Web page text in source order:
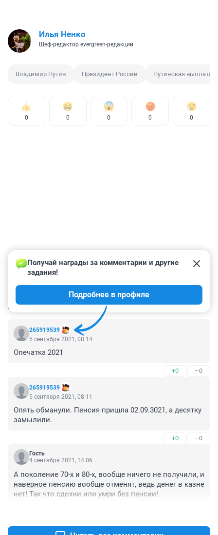
Илья Ненко
Шеф-редактор evergreen-редакции
Владимир Путин Президент России Путинская выплата
0 0 0 0 0
КОММЕНТАРИИ 82
265919539
Получай награды за комментарии и другие
задания!
Подробнее в профиле
5 сентября 2021, 08:14
Опечатка 2021
+0 –0
265919539
5 сентября 2021, 08:11
Опять обманули. Пенсия пришла 02.09.3021, а десятку
замылили.
+0 –0
Гость
4 сентября 2021, 14:06
А поколение 70-х и 80-х, вообще ничего не получили, и
наверное пенсию вообще отменят, ведь денег в казне
нет! Так что сдохни или умри без пенсии!